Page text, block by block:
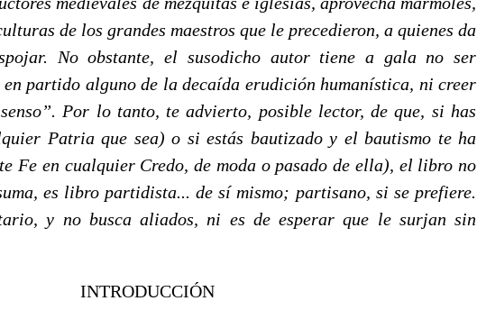
de los grandes maestros que le precedieron, a quienes da
No obstante, el susodicho autor tiene a gala no ser
partido alguno de la decaída erudición humanística, ni creer
Por lo tanto, te advierto, posible lector, de que, si has
Patria que sea) o si estás bautizado y el bautismo te ha
Fe en cualquier Credo, de moda o pasado de ella), el libro no
es libro partidista... de sí mismo; partisano, si se prefiere.
y no busca aliados, ni es de esperar que le surjan sin
INTRODUCCIÓN